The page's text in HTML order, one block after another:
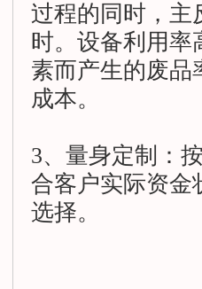
过程的同时，主
时。设备利用率
素而产生的废品
成本。
3、量身定制：
合客户实际资金
选择。